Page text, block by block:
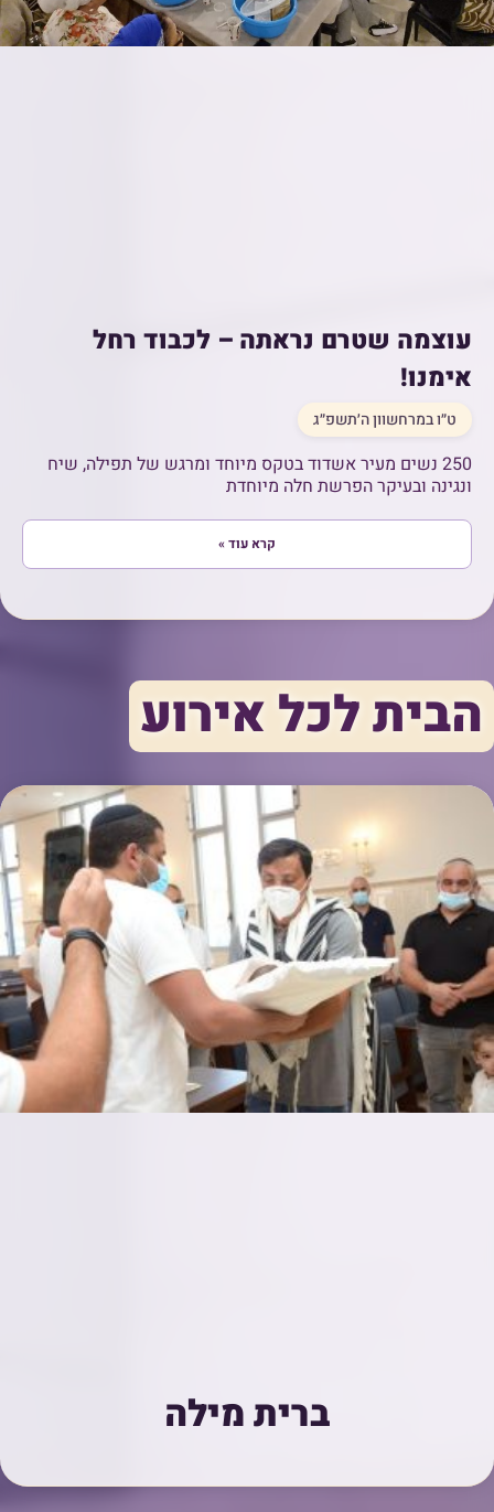
עוצמה שטרם נראתה – לכבוד רחל
אימנו!
ט״ו במרחשוון ה׳תשפ״ג
250 נשים מעיר אשדוד בטקס מיוחד ומרגש של תפילה, שיח
ונגינה ובעיקר הפרשת חלה מיוחדת
קרא עוד »
הבית לכל אירוע
ברית מילה